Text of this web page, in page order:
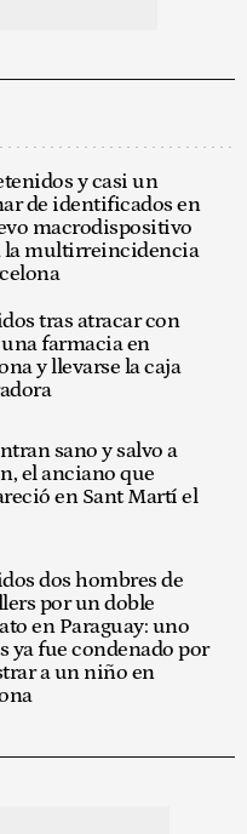
y casi un
de identificados en
macrodispositivo
la multirreincidencia
tras atracar con
farmacia en
y llevarse la caja
sano y salvo a
el anciano que
en Sant Martí el
dos hombres de
por un doble
en Paraguay: uno
ya fue condenado por
a un niño en